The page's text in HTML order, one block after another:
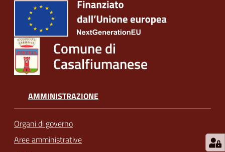
Comune di
Casalfiumanese
AMMINISTRAZIONE
Organi di governo
Aree amministrative